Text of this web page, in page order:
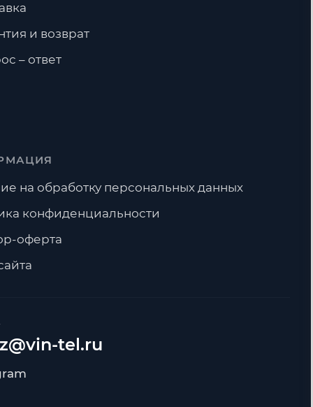
tel.ru
и возврат
– ответ
на обработку персональных данных
конфиденциальности
оферта